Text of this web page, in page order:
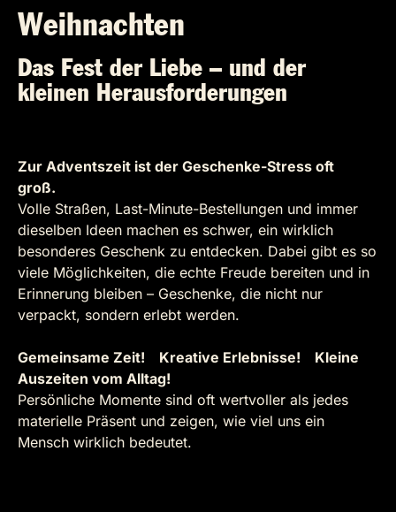
Weihnachten
Das Fest der Liebe – und der
kleinen Herausforderungen
Zur Adventszeit ist der Geschenke-Stress oft
groß.
Volle Straßen, Last-Minute-Bestellungen und immer
dieselben Ideen machen es schwer, ein wirklich
besonderes Geschenk zu entdecken. Dabei gibt es so
viele Möglichkeiten, die echte Freude bereiten und in
Erinnerung bleiben – Geschenke, die nicht nur
verpackt, sondern erlebt werden.
Gemeinsame Zeit! Kreative Erlebnisse! Kleine
Auszeiten vom Alltag!
Persönliche Momente sind oft wertvoller als jedes
materielle Präsent und zeigen, wie viel uns ein
Mensch wirklich bedeutet.